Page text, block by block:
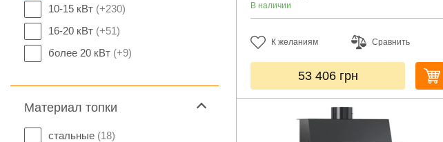
10-15 кВт (+230)
16-20 кВт (+51)
более 20 кВт (+9)
Материал топки
стальные (18)
В наличии
К желаниям Сравнить
53 406 грн